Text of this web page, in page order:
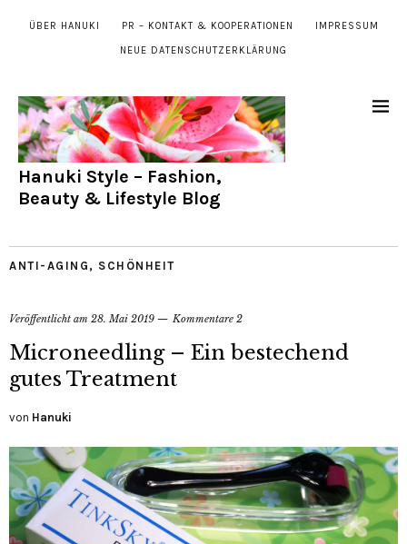
ÜBER HANUKI PR – KONTAKT & KOOPERATIONEN IMPRESSUM
NEUE DATENSCHUTZERKLÄRUNG
Hanuki Style – Fashion,
Beauty & Lifestyle Blog
ANTI-AGING , SCHÖNHEIT
Veröffentlicht am 28. Mai 2019 Kommentare 2
Microneedling – Ein bestechend
gutes Treatment
von Hanuki